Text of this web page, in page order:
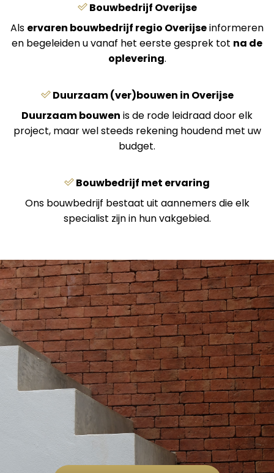
Bouwbedrijf Overijse
Als ervaren bouwbedrijf regio Overijseinformeren
en begeleiden u vanaf het eerste gesprek tot na de
oplevering.
Duurzaam (ver)bouwen in Overijse
Duurzaam bouwen is de rode leidraad door elk
project, maar wel steeds rekening houdend met uw
budget.
Bouwbedrijf met ervaring
Ons bouwbedrijf bestaat uit aannemers die elk
specialist zijn in hun vakgebied.